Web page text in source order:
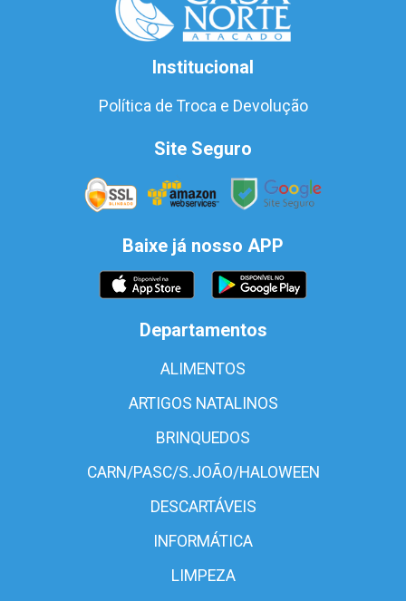
Institucional
Política de Troca e Devolução
Site Seguro
Baixe já nosso APP
Departamentos
ALIMENTOS
ARTIGOS NATALINOS
BRINQUEDOS
CARN/PASC/S.JOÃO/HALOWEEN
DESCARTÁVEIS
INFORMÁTICA
LIMPEZA